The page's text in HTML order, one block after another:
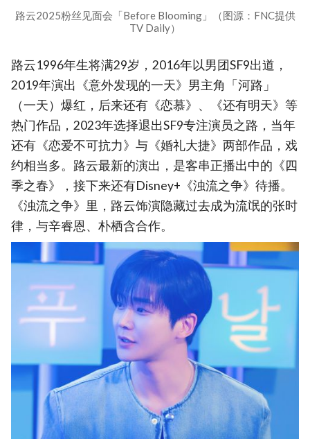
路云2025粉丝见面会「Before Blooming」（图源：FNC提供
TV Daily）
路云1996年生将满29岁，2016年以男团SF9出道，
2019年演出《意外发现的一天》男主角「河路」
（一天）爆红，后来还有《恋慕》、《还有明天》等
热门作品，2023年选择退出SF9专注演员之路，当年
还有《恋爱不可抗力》与《婚礼大捷》两部作品，戏
约相当多。路云最新的演出，是客串正播出中的《四
季之春》，接下来还有Disney+《浊流之争》待播。
《浊流之争》里，路云饰演隐藏过去成为流氓的张时
律，与辛睿恩、朴栖含合作。